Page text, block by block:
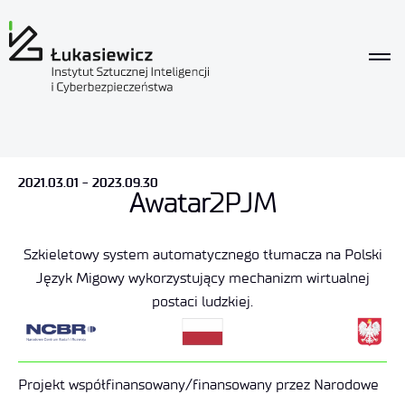
2021.03.01 - 2023.09.30
Awatar2PJM
Szkieletowy system automatycznego tłumacza na Polski
Język Migowy wykorzystujący mechanizm wirtualnej
postaci ludzkiej.
Projekt współfinansowany/finansowany przez Narodowe